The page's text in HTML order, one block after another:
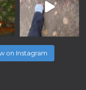
on Instagram